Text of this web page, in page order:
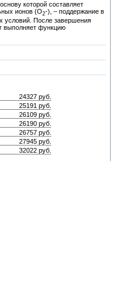
которой составляет
ионов (О2-), – поддержание в
условий. После завершения
выполняет функцию
24327 руб.
25191 руб.
26109 руб.
26190 руб.
26757 руб.
27945 руб.
32022 руб.